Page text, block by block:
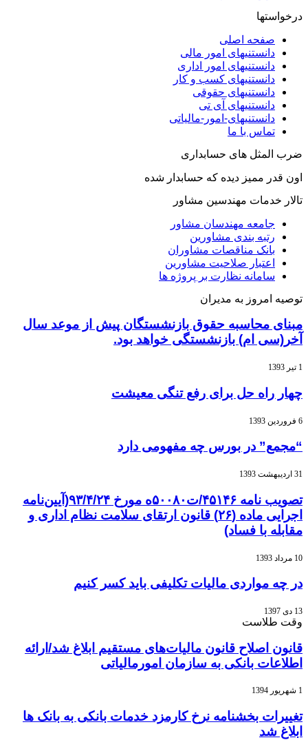
درخواستها
صفحه اصلی
دانستنیهای امور مالی
دانستنیهای امور اداری
دانستنیهای کسب و کار
دانستنیهای حقوقی
دانستنیهای آی تی
دانستنیهای-امور-مالیاتی
تماس با ما
ضرب المثل های حسابداری
اون قدر ممیز دیده که حسابدار شده
تالار خدمات مهندسین مشاور
جامعه مهندسان مشاور
رتبه بندی مشاورین
بانک مناقصات مشاوران
اعتبار صلاحیت مشاورین
سامانه نظارت بر پروژه ها
توصیه امروز به مدیران
مبنای محاسبه حقوق بازنشستگان پیش از موعد سال
آخر(سی ام) بازنشستگی خواهد بود.
1 تیر 1393
چهار راه حل برای رفع تنگی معیشت
6 فروردین 1393
“مجمع” در بورس چه مفهومی دارد
31 اردیبهشت 1393
تصویب نامه ۴۵۱۴۶/ت۵۰۰۸۰ه مورخ ۹۳/۴/۲۴(آیین‌نامه
اجرایی ماده (۲۶) قانون ارتقای سلامت نظام اداری و
مقابله با فساد)
10 مرداد 1393
در چه مواردی مالیات تکلیفی باید کسر کنیم
13 دی 1397
وقت طلاست
قانون اصلاح قانون مالیات‌های مستقیم ابلاغ شد/ارائه
اطلاعات بانکی به سازمان امورمالیاتی
1 شهریور 1394
تغییرات بخشنامه نرخ کارمزد خدمات بانکی به بانک ها
ابلاغ شد